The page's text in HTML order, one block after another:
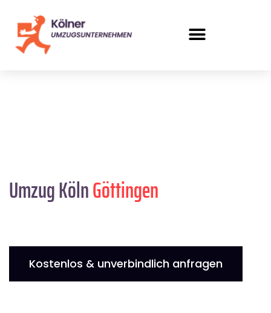
Umzug KölnGöttingen
Kostenlos & unverbindlich anfragen